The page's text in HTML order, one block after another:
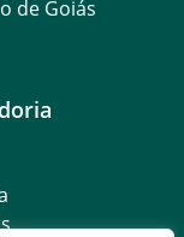
de Goiás